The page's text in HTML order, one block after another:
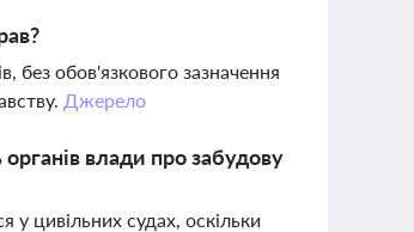
без обов'язкового зазначення
Джерело
влади про забудову
цивільних судах, оскільки